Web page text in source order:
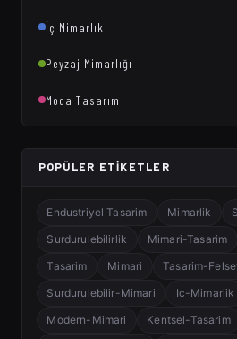
İç Mimarlık
Peyzaj Mimarlığı
Moda Tasarım
POPÜLER ETIKETLER
Endustriyel Tasarim Mimarlik
Surdurulebilirlik
Mimari-Tasarim
Tasarim
Mimari Tasarim-
Surdurulebilir-Mimari
Ic-Mimarlik
Modern-Mimari
Kentsel-Tasarim